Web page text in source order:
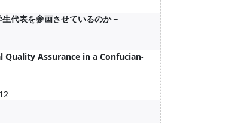
代表を参画させているのか－
Assurance in a Confucian-